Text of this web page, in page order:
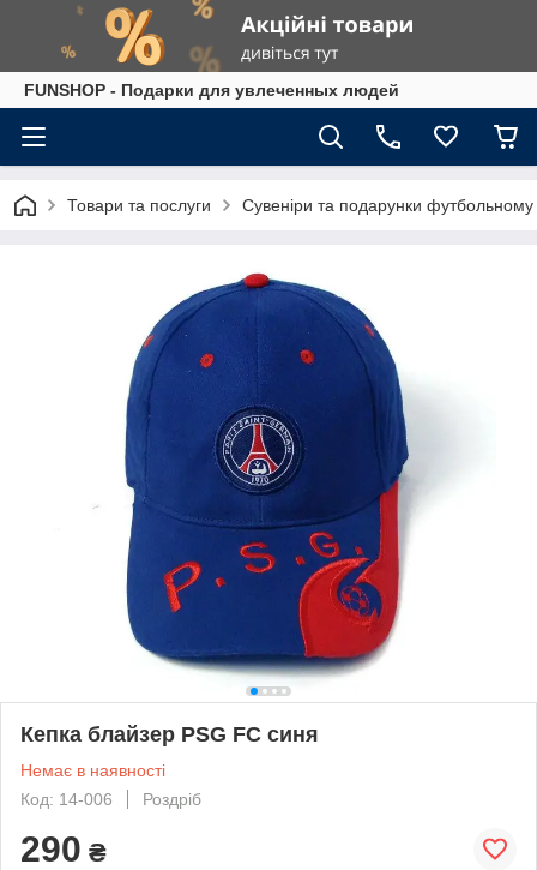
FUNSHOP - Подарки для увлеченных людей
Товари та послуги Сувеніри та подарунки
Кепка блайзер PSG FC синя
Немає в наявності
Код: 14-006
Роздріб
290 ₴